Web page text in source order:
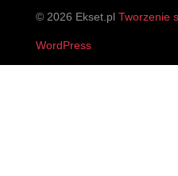
© 2026 Ekset.pl Tworzenie
WordPress